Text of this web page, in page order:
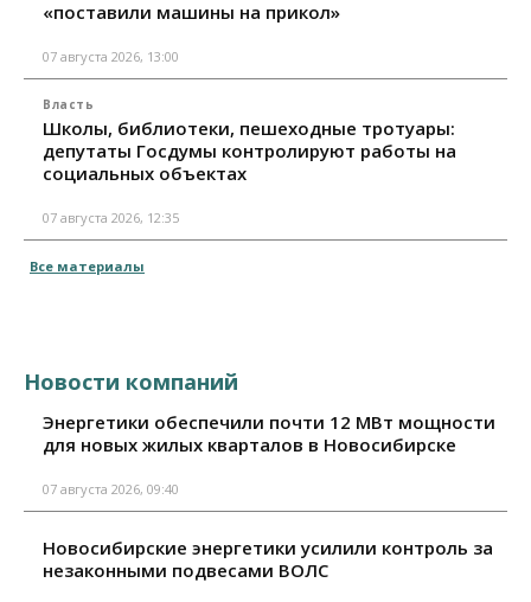
«поставили машины на прикол»
07 августа 2026, 13:00
Власть
Школы, библиотеки, пешеходные тротуары:
депутаты Госдумы контролируют работы на
социальных объектах
07 августа 2026, 12:35
Все материалы
Новости компаний
Энергетики обеспечили почти 12 МВт мощности
для новых жилых кварталов в Новосибирске
07 августа 2026, 09:40
Новосибирские энергетики усилили контроль за
незаконными подвесами ВОЛС